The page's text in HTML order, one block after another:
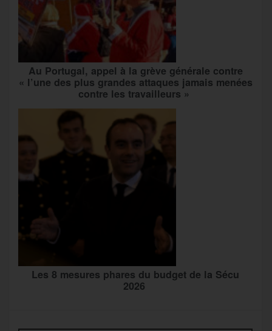
Au Portugal, appel à la grève générale contre
« l’une des plus grandes attaques jamais menées
contre les travailleurs »
Les 8 mesures phares du budget de la Sécu
2026